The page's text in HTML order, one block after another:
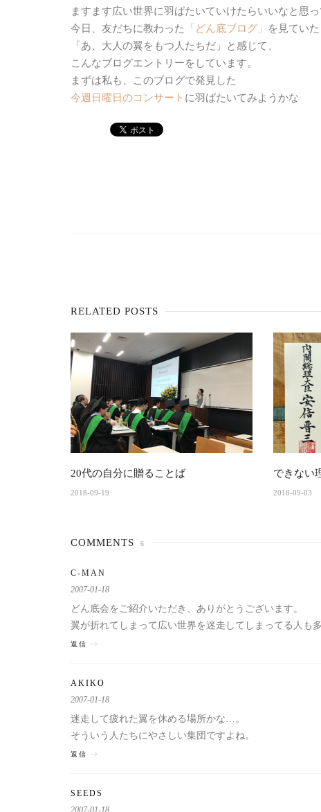
ますます広い世界に羽ばたいていけたらいいなと思っ
今日、友だちに教わった
「どん底ブログ」
を見ていた
「あ、大人の翼をもつ人たちだ」と感じて、
こんなブログエントリーをしています。
まずは私も、このブログで発見した
今週日曜日のコンサート に羽ばたいてみようかな
RELATED POSTS
20代の自分に贈ることば
2018-09-19
できない
2018-09-03
COMMENTS 6
C-MAN
2007-01-18
どん底会をご紹介いただき、ありがとうございます。
翼が折れてしまって広い世界を迷走してしまってる人も
返信
AKIKO
2007-01-18
迷走して疲れた翼を休める場所かな…。
そういう人たちにやさしい集団ですよね。
返信
SEEDS
2007-01-18